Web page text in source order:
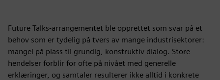
Future Talks-arrangementet ble opprettet som svar på et
behov som er tydelig på tvers av mange industrisektorer:
mangel på plass til grundig, konstruktiv dialog. Store
hendelser forblir for ofte på nivået med generelle
erklæringer, og samtaler resulterer ikke alltid i konkrete